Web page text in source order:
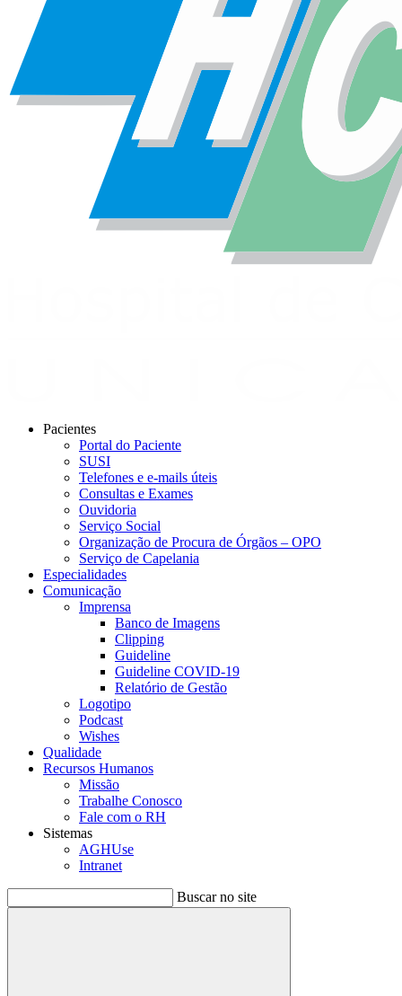
Pacientes
Portal do Paciente
SUSI
Telefones e e-mails úteis
Consultas e Exames
Ouvidoria
Serviço Social
Organização de Procura de Órgãos – OPO
Serviço de Capelania
Especialidades
Comunicação
Imprensa
Banco de Imagens
Clipping
Guideline
Guideline COVID-19
Relatório de Gestão
Logotipo
Podcast
Wishes
Qualidade
Recursos Humanos
Missão
Trabalhe Conosco
Fale com o RH
Sistemas
AGHUse
Intranet
Buscar no site